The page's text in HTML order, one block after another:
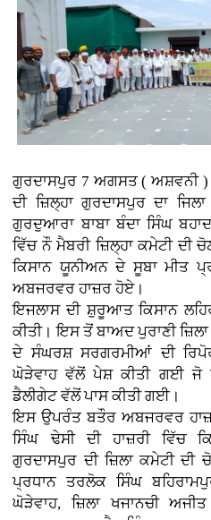
ਗੁਰਦਾਸਪੁਰ 7 ਅਗਸਤ ( ਅਸ਼ਵਨੀ )
ਦੀ ਜ਼ਿਲ੍ਹਾ ਗੁਰਦਾਸਪੁਰ ਦਾ
ਗੁਰਦੁਆਰਾ ਬਾਬਾ ਬੰਦਾ ਸਿੰਘ
ਵਿੱਚ ਨੌ ਮੈਬਰੀ ਜ਼ਿਲ੍ਹਾ ਕਮੇਟੀ ਦੀ
ਕਿਸਾਨ ਯੂਨੀਅਨ ਦੇ ਸੂਬਾ ਮੀਤ
ਅਬਜਰਵਰ ਹਾਜ਼ਰ ਹੋਏ।
ਇਜਲਾਸ ਦੀ ਸ਼ੁਰੂਆਤ ਕਿਸਾਨ
ਕੀਤੀ। ਇਸ ਤੋਂ ਬਾਅਦ ਪੁਰਾਣੀ
ਦੇ ਸੰਘਰਸ਼ ਸਰਗਰਮੀਆਂ ਦੀ
ਘੋੜੇਵਾਹ ਵੱਲੋਂ ਪੇਸ਼ ਕੀਤੀ ਗਈ ਜੋ
ਡੈਲੀਗੇਟ ਵੱਲੋਂ ਪਾਸ ਕੀਤੀ ਗਈ।
ਇਸ ਉਪਰੰਤ ਬਤੌਰ ਅਬਜਰਵਰ
ਸਿੰਘ ਢੇਸੀ ਦੀ ਹਾਜ਼ਰੀ ਵਿੱਚ
ਗੁਰਦਾਸਪੁਰ ਦੀ ਜ਼ਿਲਾ ਕਮੇਟੀ ਦੀ
ਪ੍ਰਧਾਨ ਤਰਲੋਕ ਸਿੰਘ
ਘੋੜੇਵਾਹ, ਜ਼ਿਲਾ ਖਜਾਨਚੀ